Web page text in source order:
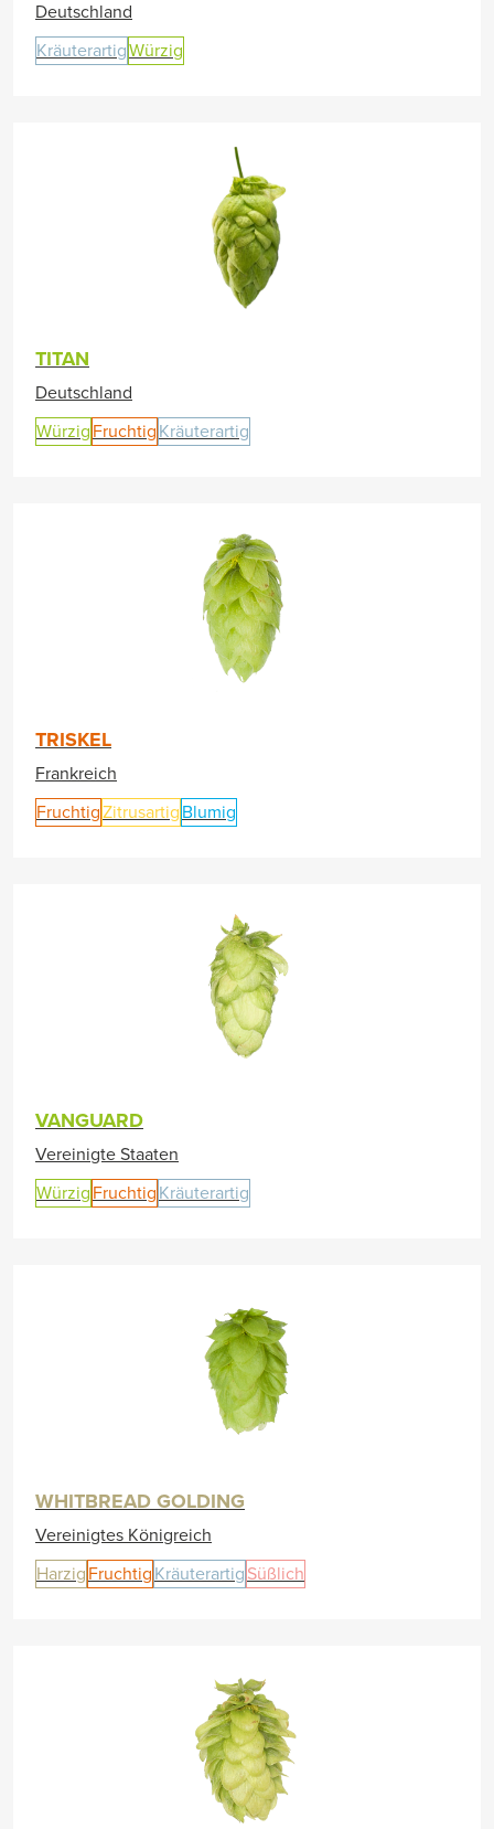
Deutschland
KräuterartigWürzig
TITAN
Deutschland
Würzig Fruchtig Kräuterartig
TRISKEL
Frankreich
FruchtigZitrusartig Blumig
VANGUARD
Vereinigte Staaten
Würzig Fruchtig Kräuterartig
WHITBREAD GOLDING
Vereinigtes Königreich
Harzig Fruchtig Kräuterartig Süßlich